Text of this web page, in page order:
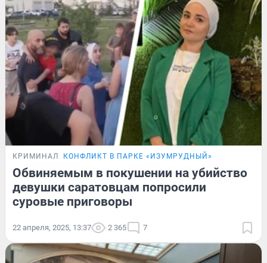
КРИМИНАЛ КОНФЛИКТ В ПАРКЕ «ИЗУМРУДНЫЙ»
Обвиняемым в покушении на убийство
девушки саратовцам попросили
суровые приговоры
22 апреля, 2025, 13:37 2 365 7